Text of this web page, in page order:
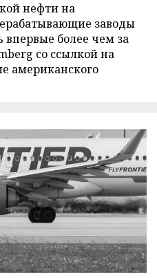
нефти на
заводы
впервые более чем за
со ссылкой на
американского